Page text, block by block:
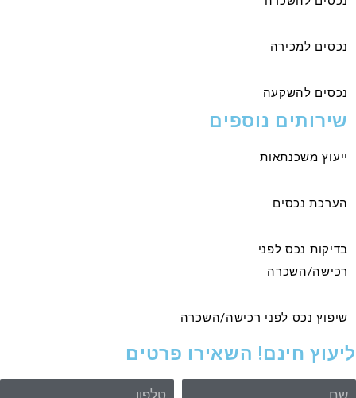
נכסים למכירה
נכסים להשקעה
שירותים נוספים
ייעוץ משכנתאות
הערכת נכסים
בדיקות נכס לפני
רכישה/השכרה
שיפוץ נכס לפני רכישה/השכרה
חינם! השאירו פרטים